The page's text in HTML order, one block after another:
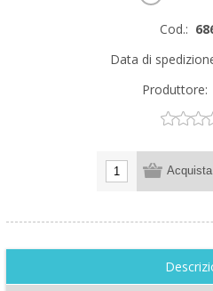
Cod.:
Data di
Produttore: